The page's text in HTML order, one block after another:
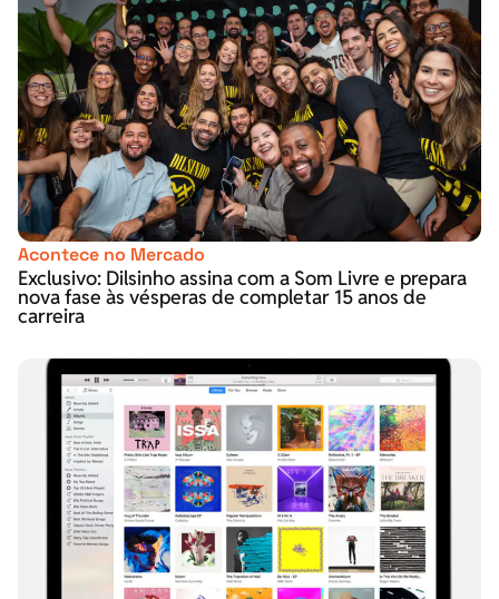
Acontece no Mercado
Exclusivo: Dilsinho assina com a Som Livre e prepara
nova fase às vésperas de completar 15 anos de
carreira